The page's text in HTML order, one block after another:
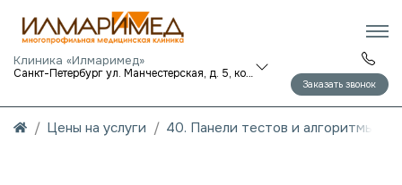
Клиника «Илмаримед»
Санкт-Петербург ул. Манчестерская, д. 5, корп. 1
Заказать звонок
Цены на услуги 40. Панели тестов и алгоритмы